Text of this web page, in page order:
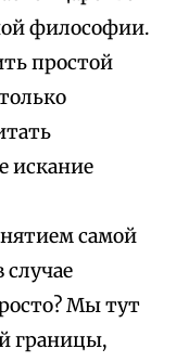
философии.
простой
искание
самой
Мы тут
границы,